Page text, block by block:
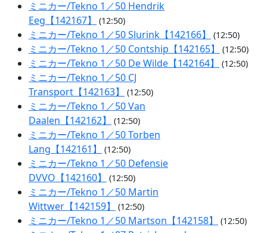
ミニカー/Tekno 1／50 Hendrik
Eeg【142167】
(12:50)
ミニカー/Tekno 1／50 Slurink【142166】 (12:50)
ミニカー/Tekno 1／50 Contship【142165】 (12:50)
ミニカー/Tekno 1／50 De Wilde【142164】 (12:50)
ミニカー/Tekno 1／50 CJ
Transport【142163】
(12:50)
ミニカー/Tekno 1／50 Van
Daalen【142162】
(12:50)
ミニカー/Tekno 1／50 Torben
Lang【142161】
(12:50)
ミニカー/Tekno 1／50 Defensie
DVVO【142160】
(12:50)
ミニカー/Tekno 1／50 Martin
Wittwer【142159】
(12:50)
ミニカー/Tekno 1／50 Martson【142158】 (12:50)